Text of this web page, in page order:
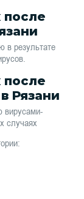
после
в результате
после
Рязани
вирусами-
случаях